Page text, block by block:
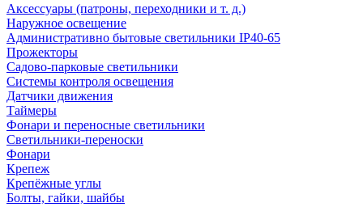
Аксессуары (патроны, переходники и т. д.)
Наружное освещение
Административно бытовые светильники IP40-65
Прожекторы
Садово-парковые светильники
Системы контроля освещения
Датчики движения
Таймеры
Фонари и переносные светильники
Светильники-переноски
Фонари
Крепеж
Крепёжные углы
Болты, гайки, шайбы